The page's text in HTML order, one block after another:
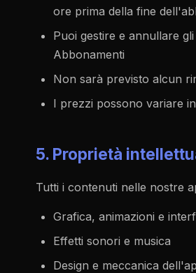
ore prima della fine
Puoi gestire e annullare
Abbonamenti
Non sarà previsto alcun
I prezzi possono variare
5. Proprietà
Tutti i contenuti nelle nostre
Grafica, animazioni e
Effetti sonori e musica
Design e meccanica